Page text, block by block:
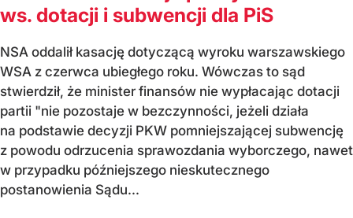
ws. dotacji i subwencji dla PiS
NSA oddalił kasację dotyczącą wyroku warszawskiego
WSA z czerwca ubiegłego roku. Wówczas to sąd
stwierdził, że minister finansów nie wypłacając dotacji
partii "nie pozostaje w bezczynności, jeżeli działa
na podstawie decyzji PKW pomniejszającej subwencję
z powodu odrzucenia sprawozdania wyborczego, nawet
w przypadku późniejszego nieskutecznego
postanowienia Sądu...